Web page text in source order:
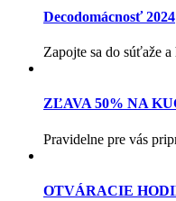
Decodomácnosť 2024
Zapojte sa do súťaže
ZĽAVA 50% NA
Pravidelne pre vás
OTVÁRACIE